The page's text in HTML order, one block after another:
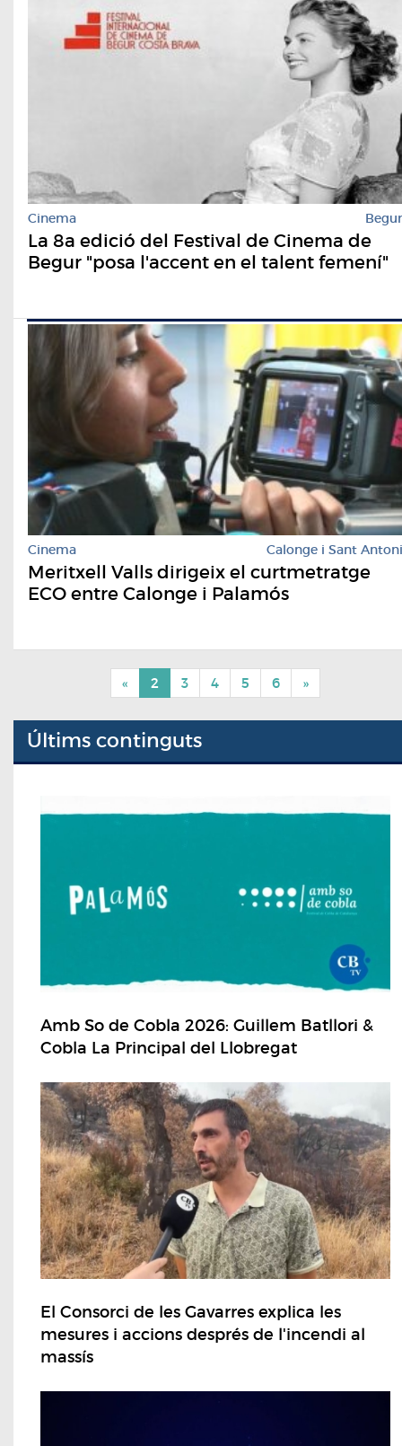
Cinema Begur
La 8a edició del Festival de Cinema de
Begur "posa l'accent en el talent femení"
Cinema Calonge i Sant Antoni
Meritxell Valls dirigeix el curtmetratge
ECO entre Calonge i Palamós
« 2 3 4 5 6 »
Últims continguts
Amb So de Cobla 2026: Guillem Batllori &
Cobla La Principal del Llobregat
El Consorci de les Gavarres explica les
mesures i accions després de l'incendi al
massís